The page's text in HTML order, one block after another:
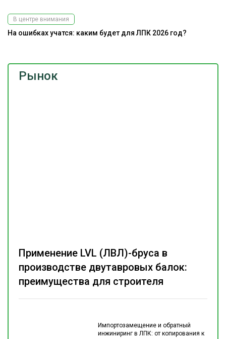
Рынок
Импортозамещение и обратный
инжиниринг в ЛПК: от копирования к
Применение LVL (ЛВЛ)-бруса в
производстве двутавровых балок:
преимущества для строителя
В центре внимания
На ошибках учатся: каким будет для ЛПК 2026 год?